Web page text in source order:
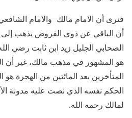
فنرى أن الامام مالك والامام
أن الباقي عن ذوي الفروض يذهب إلى
الصحابي الجليل زيد ابن ثابت رضي
هو المشهور في مذهب مالك، غير أن
المتأخرين بعد المائتين من الهجرة
لمالك رحمه الله.